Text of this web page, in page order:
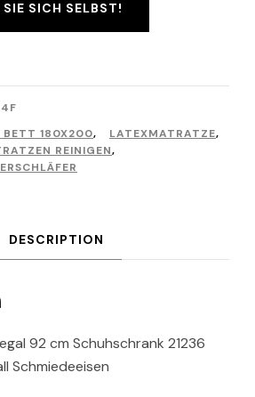
SIE SICH SELBST!
BETT 180X200, LATEXMATRATZE,
REINIGEN,
DESCRIPTION
92 cm Schuhschrank 21236
Schmiedeeisen